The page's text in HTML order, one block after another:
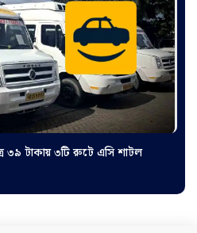
৩৯ টাকায় ৩টি রুটে এসি শাটল